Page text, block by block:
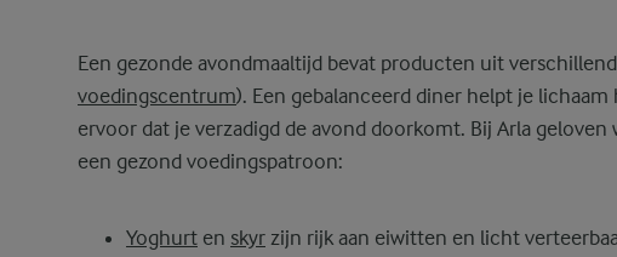
Een gezonde avondmaaltijd bevat producten uit
voedingscentrum). Een gebalanceerd diner helpt je
ervoor dat je verzadigd de avond doorkomt. Bij Arla
een gezond voedingspatroon:
Yoghurt en skyr zijn rijk aan eiwitten en licht